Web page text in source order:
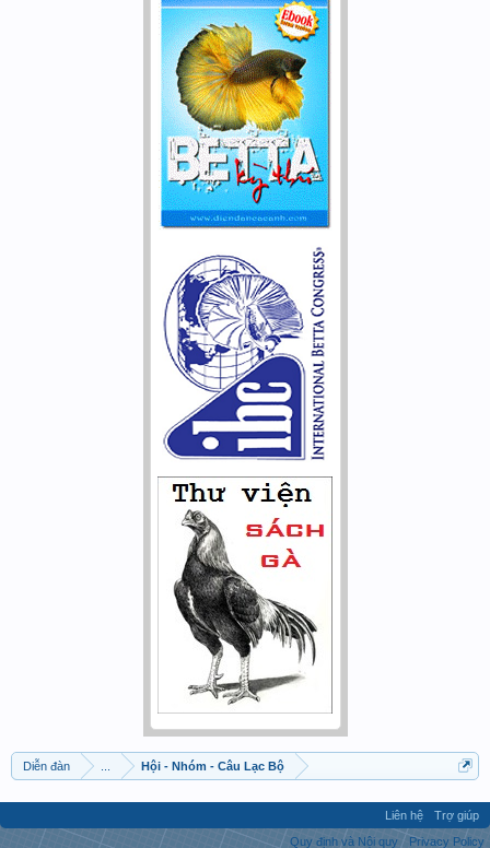
Diễn đàn Hội - Nhóm - Câu Lạc Bộ
Liên hệ
Trợ giúp
Quy định và Nội quy
Privacy Policy